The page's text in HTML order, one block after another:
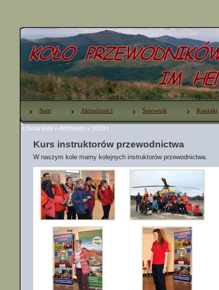
z życia koła » Archiwum » 2019 r
Start Aktualności Śpiewnik Kontakt
Kurs instruktorów przewodnictwa
W naszym kole mamy kolejnych instruktorów przewodnictwa.